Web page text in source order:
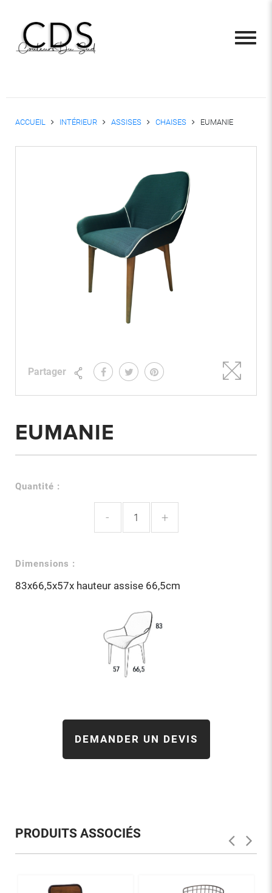
ACCUEIL INTÉRIEUR ASSISES CHAISES EUMANIE
Partager
EUMANIE
Quantité :
- +
Dimensions :
83x66,5x57x hauteur assise 66,5cm
DEMANDER UN DEVIS
PRODUITS ASSOCIÉS